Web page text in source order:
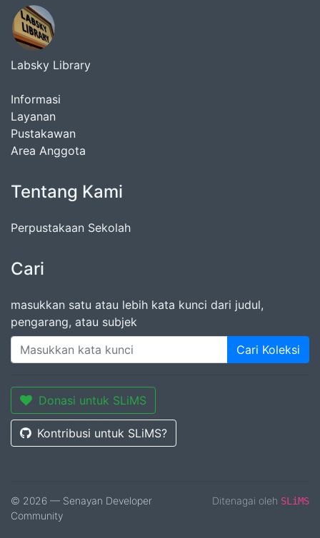
Labsky Library
Informasi
Layanan
Pustakawan
Area Anggota
Tentang Kami
Perpustakaan Sekolah
Cari
masukkan satu atau lebih kata kunci dari judul,
pengarang, atau subjek
Cari Koleksi
Donasi untuk SLiMS
Kontribusi untuk SLiMS?
© 2026 — Senayan Developer
Community
Ditenagai oleh SLiMS